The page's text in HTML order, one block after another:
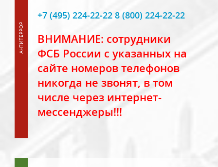
+7 (495) 224-22-22 8 (800) 224-22-22
ВНИМАНИЕ: сотрудники
ФСБ России с указанных на
сайте номеров телефонов
никогда не звонят, в том
числе через интернет-
мессенджеры!!!